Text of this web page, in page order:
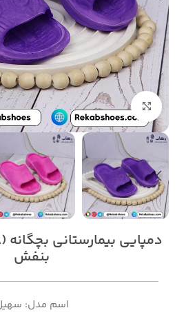
بنفش
اسم مدل:
بزرگنمایی تصویر